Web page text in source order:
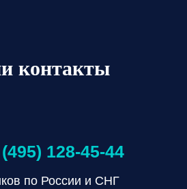
контакты
по России и СНГ
128-45-44